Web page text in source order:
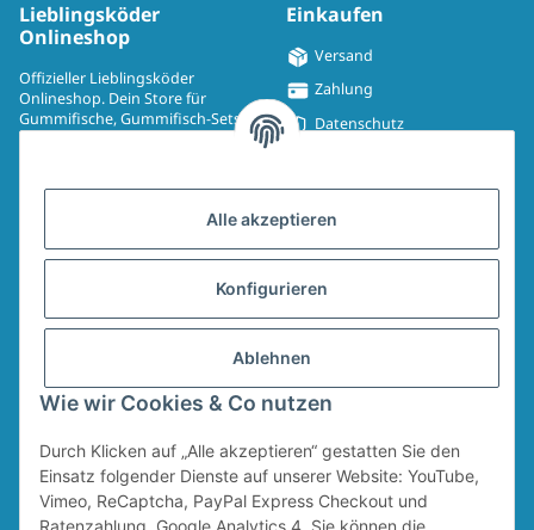
Alle akzeptieren
Konfigurieren
Ablehnen
Wie wir Cookies & Co nutzen
Durch Klicken auf „Alle akzeptieren“ gestatten Sie den
Einsatz folgender Dienste auf unserer Website: YouTube,
Vimeo, ReCaptcha, PayPal Express Checkout und
Ratenzahlung, Google Analytics 4. Sie können die
Lieblingsköder
Onlineshop
Offizieller Lieblingsköder
Onlineshop. Dein Store für
Gummifische, Gummifisch-Sets,
Einkaufen
Versand
Zahlung
Datenschutz
Widerrufsrecht
AGB
Sitemap
Widerrufsformular
Vertrag widerrufen
* Alle Preise inkl. gesetzlicher USt., zzgl.Versand
Für den Versand von Ruten und Keschern wird ein Sperrgutzuschlag in Höhe
von 4,95 € erhoben. Dieser Zuschlag fällt unabhängig vom Warenwert an.